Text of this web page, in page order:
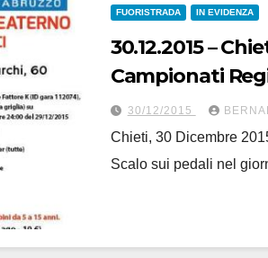
FUORISTRADA IN EVIDENZA
30.12.2015 –
Campionati
Molise
30/12/2015
Chieti, 30 Dicembre
Scalo sui pedali nel